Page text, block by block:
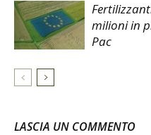
milioni in
Pac
LASCIA UN COMMENTO